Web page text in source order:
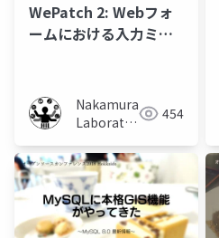
WePatch 2: Webフォ
ームにおける入力ミス
Nakamura
Laboratory
University)
454